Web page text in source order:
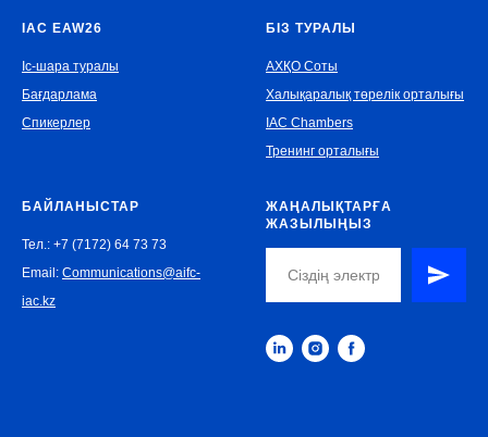
IAC EAW26
Іс-шара туралы
Бағдарлама
Спикерлер
БІЗ ТУРАЛЫ
АХҚО Соты
Халықаралық төрелік орталығы
IAC Chambers
Тренинг орталығы
БАЙЛАНЫСТАР
Тел.: +7 (7172) 64 73 73
Email: Communications@aifc-
iac.kz
ЖАҢАЛЫҚТАРҒА
ЖАЗЫЛЫҢЫЗ